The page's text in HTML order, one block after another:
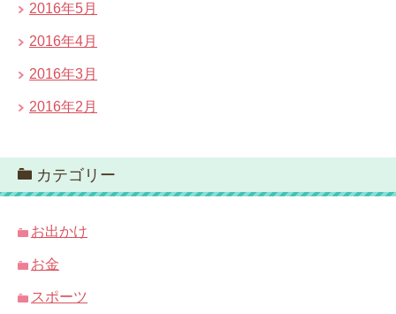
2016年5月
2016年4月
2016年3月
2016年2月
カテゴリー
お出かけ
お金
スポーツ